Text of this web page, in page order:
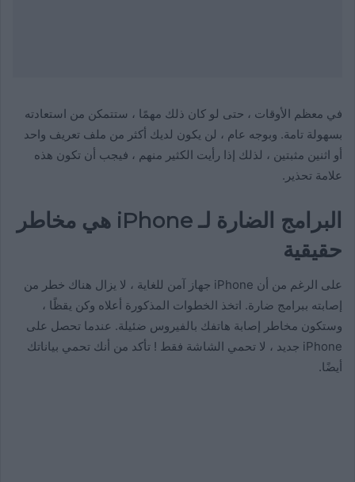
في معظم الأوقات ، حتى لو كان ذلك مهمًا ، ستتمكن من استعادته
بسهولة تامة. وبوجه عام ، لن يكون لديك أكثر من ملف تعريف واحد
أو اثنين مثبتين ، لذلك إذا رأيت الكثير منهم ، فيجب أن تكون هذه
علامة تحذير.
البرامج الضارة لـ iPhone هي مخاطر
حقيقية
على الرغم من أن iPhone جهاز آمن للغاية ، لا يزال هناك خطر من
إصابته ببرامج ضارة. اتخذ الخطوات المذكورة أعلاه وكن يقظًا ،
وستكون مخاطر إصابة هاتفك بالفيروس ضئيلة. عندما تحصل على
iPhone جديد ، لا تحمي الشاشة فقط ! تأكد من أنك تحمي بياناتك
أيضًا.